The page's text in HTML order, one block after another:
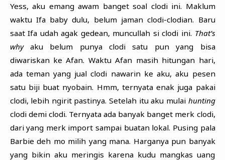
Yess, aku emang awam banget soal clodi ini. Maklum
waktu Ifa baby dulu, belum jaman clodi-clodian. Baru
saat Ifa udah agak gedean, muncullah si clodi ini. That’s
whyaku belum punya clodi satu pun yang bisa
diwariskan ke Afan. Waktu Afan masih hitungan hari,
ada teman yang jual clodi nawarin ke aku, aku pesen
satu biji buat nyobain. Hmm, ternyata enak juga pakai
clodi, lebih ngirit pastinya. Setelah itu aku mulai hunting
clodi demi clodi. Ternyata ada banyak banget merk clodi,
dari yang merk import sampai buatan lokal. Pusing pala
Barbie deh mo milih yang mana. Harganya pun banyak
yang bikin aku meringis karena kudu mangkas uang